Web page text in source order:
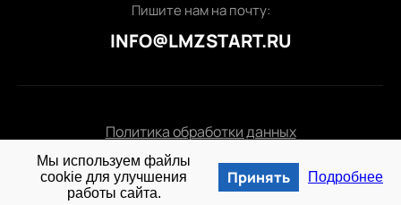
INFO@LMZSTART.RU
Пишите нам на почту:
Политика обработки данных
© 2025 lmzstart.ru
Мы используем файлы
cookie для улучшения
работы сайта.
Принять Подробнее